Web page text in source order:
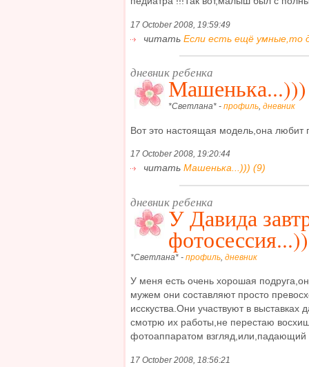
17 October 2008, 19:59:49
читать Если есть ещё умные,то
дневник ребенка
Машенька...)))
*Светлана* - профиль, дневник
Вот это настоящая модель,она любит
17 October 2008, 19:20:44
читать Машенька...))) (9)
дневник ребенка
У Давида
*Светлана* - профиль, дневник
У меня есть очень хорошая
мужем они составляют просто
исскуства.Они участвуют в
смотрю их работы,не перестаю
фотоаппаратом
17 October 2008, 18:56:21